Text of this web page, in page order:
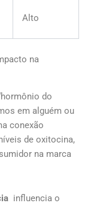
Alto
na
do
em alguém ou
conexão
de oxitocina,
na marca
influencia o